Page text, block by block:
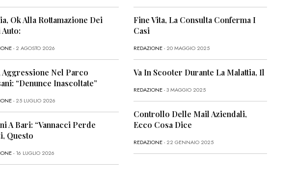
Ok Alla Rottamazione Dei
- 2 AGOSTO 2026
Aggressione Nel Parco
“Denunce Inascoltate”
- 25 LUGLIO 2026
A Bari: “Vannacci Perde
Questo
- 16 LUGLIO 2026
Fine Vita, La Consulta Conferma I
Casi
REDAZIONE- 20 MAGGIO 2025
Va In Scooter Durante La Malattia, Il
REDAZIONE- 3 MAGGIO 2025
Controllo Delle Mail Aziendali,
Ecco Cosa Dice
REDAZIONE- 22 GENNAIO 2025